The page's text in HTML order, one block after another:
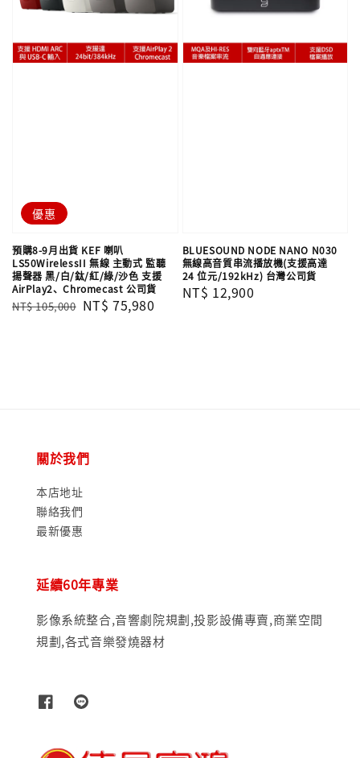
優惠
預購8-9月出貨 KEF 喇叭
LS50WirelessII 無線 主動式 監聽
揚聲器 黑/白/鈦/紅/綠/沙色 支援
AirPlay2、Chromecast 公司貨
Regular
NT$ 105,000 Sale
NT$ 75,980
BLUESOUND NODE NANO N030
無線高音質串流播放機(支援高達
24 位元/192kHz) 台灣公司貨
Regular
NT$ 12,900
關於我們
本店地址
聯絡我們
最新優惠
延續60年專業
影像系統整合,音響劇院規劃,投影設備專賣,商業空間
規劃,各式音樂發燒器材